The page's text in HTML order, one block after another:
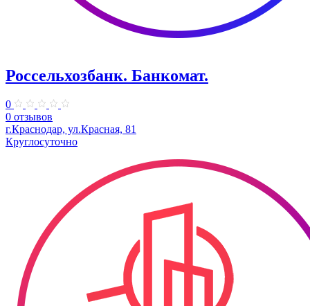
Россельхозбанк. Банкомат.
0
0 отзывов
г.Краснодар, ул.Красная, 81
Круглосуточно